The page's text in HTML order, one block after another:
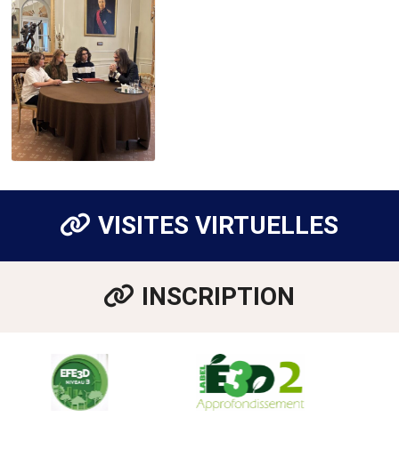
VISITES VIRTUELLES
INSCRIPTION